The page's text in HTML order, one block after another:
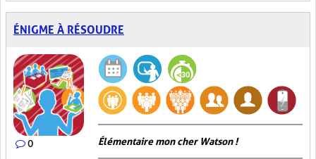
ÉNIGME À RÉSOUDRE
0 Élémentaire mon cher Watson !